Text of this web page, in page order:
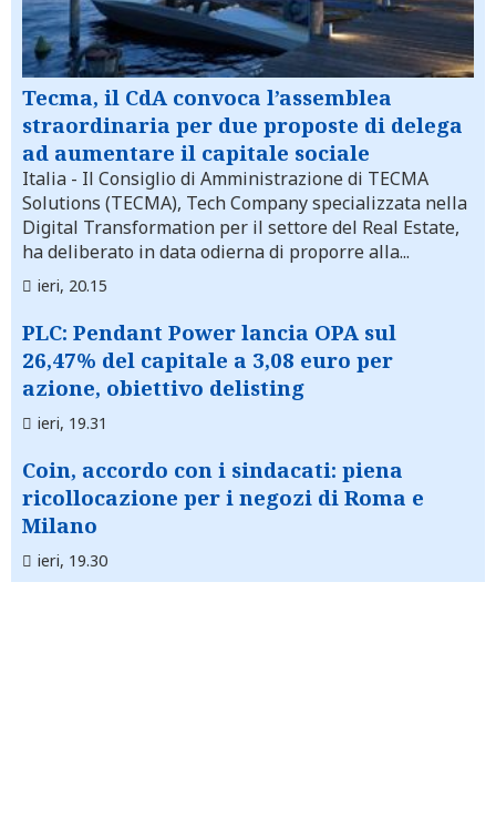
Tecma, il CdA convoca l’assemblea
straordinaria per due proposte di delega
ad aumentare il capitale sociale
Italia - Il Consiglio di Amministrazione di TECMA
Solutions (TECMA), Tech Company specializzata nella
Digital Transformation per il settore del Real Estate,
ha deliberato in data odierna di proporre alla...
ieri, 20.15
PLC: Pendant Power lancia OPA sul
26,47% del capitale a 3,08 euro per
azione, obiettivo delisting
ieri, 19.31
Coin, accordo con i sindacati: piena
ricollocazione per i negozi di Roma e
Milano
ieri, 19.30